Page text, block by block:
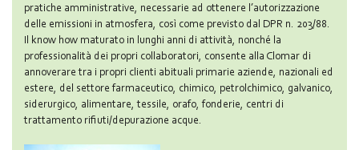
pratiche amministrative, necessarie ad ottenere l’autorizzazione
delle emissioni in atmosfera, così come previsto dal DPR n. 203/88.
Il know how maturato in lunghi anni di attività, nonché la
professionalità dei propri collaboratori, consente alla Clomar di
annoverare tra i propri clienti abituali primarie aziende, nazionali ed
estere, del settore farmaceutico, chimico, petrolchimico, galvanico,
siderurgico, alimentare, tessile, orafo, fonderie, centri di
trattamento rifiuti/depurazione acque.